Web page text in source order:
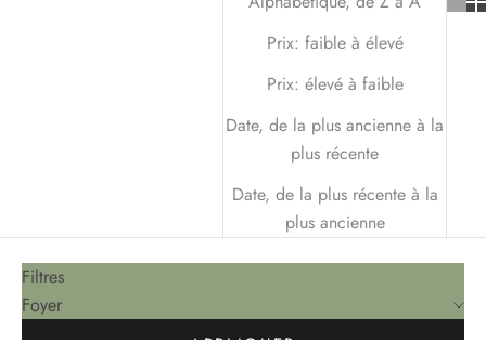
Prix: faible à élevé
Prix: élevé à faible
Date, de la plus ancienne à la
plus récente
Date, de la plus récente à la
plus ancienne
Filtres
Foyer